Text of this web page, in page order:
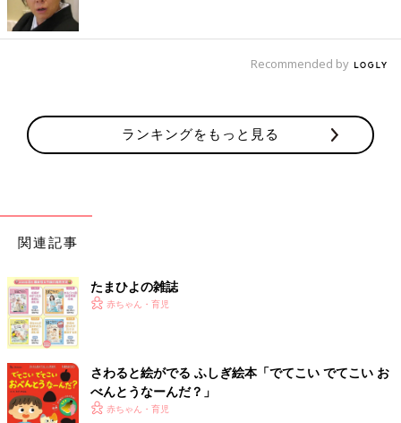
するうちに、どんどん「保活」に積極的になっていくようです。
役割分担や復帰後の生活のシュミレーションができた」「今後の
いう声も。
さらに「慣らし保育期間に休みをとって協力してくれた」「先生
これから保活をされる方は、ぜひパパも上手に巻き込んでみまし
ょう！きっと、保活を乗り越える頃には夫婦仲も深まっているは
たまひよnet保活体験談2015
※2016年3～4月、全国47都道府県に住む2015年度保活を経験さ
れた方、約500人にnetアンケートを実施。
※ここで掲載している結果は、たまひよnet独自でのアンケート調
査に基づくものであり、実態とは異なる場合もあります。
Recommended by
ランキングをもっと見る
関連記事
たまひよの雑誌
赤ちゃん・育児
さわると絵がでる ふしぎ絵本「でてこい でてこい お
べんとうなーんだ？」
赤ちゃん・育児